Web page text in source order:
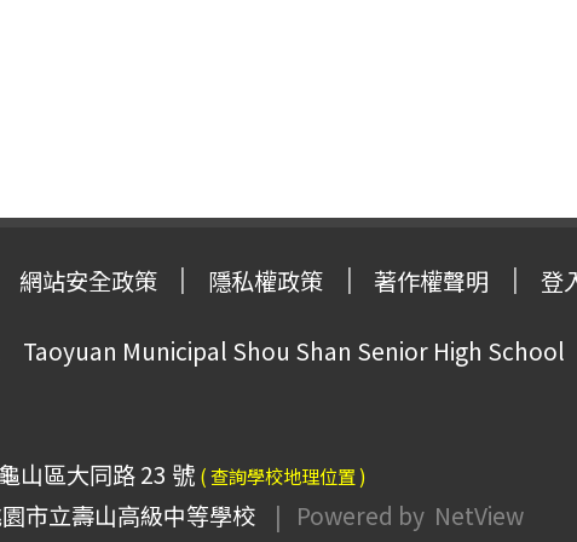
網站安全政策 隱私權政策 著作權聲明 登
Taoyuan Municipal Shou Shan Senior High School
山區大同路 23 號 ( 查詢學校地理位置 )
市立壽山高級中等學校 | Powered by NetView